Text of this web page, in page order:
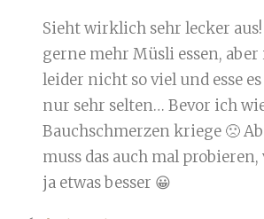
Sieht wirklich sehr lecker
gerne mehr Müsli essen,
leider nicht so viel und esse
nur sehr selten… Bevor ich
Bauchschmerzen kriege 🙁
muss das auch mal
ja etwas besser 😀